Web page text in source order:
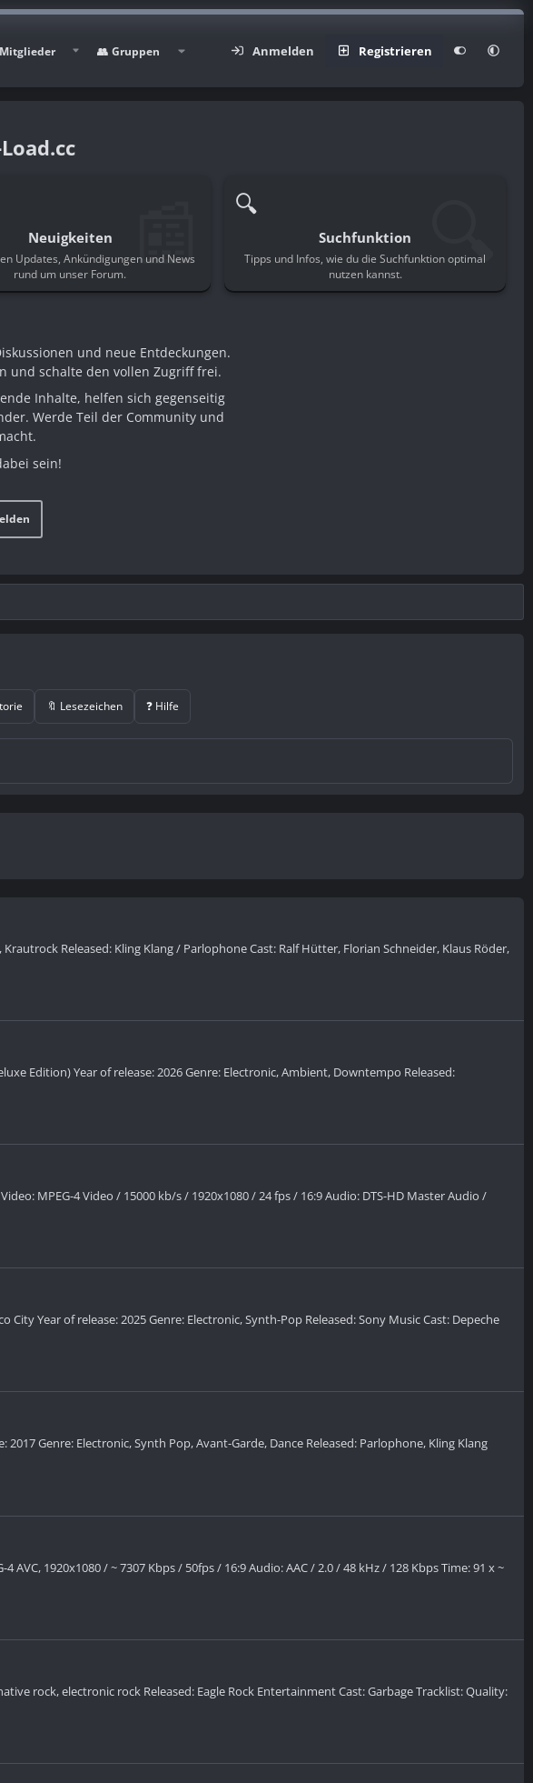
Mitglieder Gruppen Anmelden Registrieren
Neuigkeiten
Updates, Ankündigungen und News
rund um unser Forum. 📰 🔍
Suchfunktion
Tipps und Infos, wie du die Suchfunktion optimal
nutzen kannst.
🔍
und neue Entdeckungen.
und schalte den vollen Zugriff frei.
Inhalte, helfen sich gegenseitig
Werde Teil der Community und
sein!
🔖 Lesezeichen ❓ Hilfe
Released: Kling Klang / Parlophone Cast: Ralf Hütter, Florian Schneider, Klaus Röder,
Edition) Year of release: 2026 Genre: Electronic, Ambient, Downtempo Released:
MPEG-4 Video / 15000 kb/s / 1920x1080 / 24 fps / 16:9 Audio: DTS-HD Master Audio /
Year of release: 2025 Genre: Electronic, Synth-Pop Released: Sony Music Cast: Depeche
Genre: Electronic, Synth Pop, Avant-Garde, Dance Released: Parlophone, Kling Klang
1920x1080 / ~ 7307 Kbps / 50fps / 16:9 Audio: AAC / 2.0 / 48 kHz / 128 Kbps Time: 91 x ~
rock, electronic rock Released: Eagle Rock Entertainment Cast: Garbage Tracklist: Quality: